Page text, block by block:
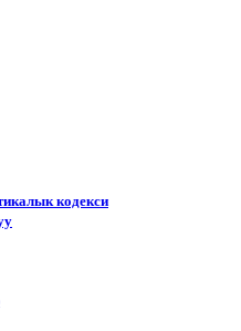
кодекси